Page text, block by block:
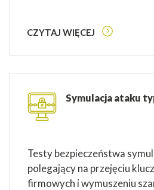
CZYTAJ WIĘCEJ
Symulacja ataku
Testy bezpieczeństwa
polegający na przejęciu
firmowych i wymuszeniu